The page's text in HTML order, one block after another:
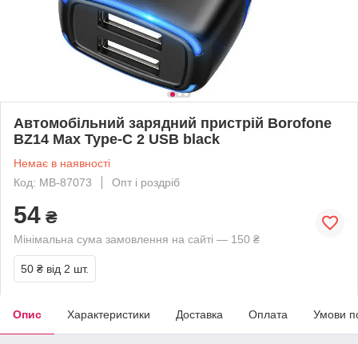
Автомобільний зарядний пристрій Borofone
BZ14 Max Type-C 2 USB black
Немає в наявності
Код: MB-87073
Опт і роздріб
54 ₴
Мінімальна сума замовлення на сайті — 150 ₴
50 ₴ від 2 шт.
Опис Характеристики Доставка Оплата Умови